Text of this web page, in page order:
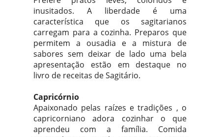
inusitados. A liberdade é uma
característica que os sagitarianos
carregam para a cozinha. Preparos que
permitem a ousadia e a mistura de
sabores sem deixar de lado uma bela
apresentação estão em destaque no
livro de receitas de Sagitário.
Capricórnio
Apaixonado pelas raízes e tradições , o
capricorniano adora cozinhar o que
aprendeu com a família. Comida